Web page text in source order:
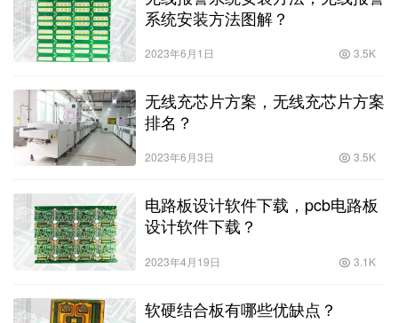
系统安装方法图解？
2023年6月1日 3.5K
无线充芯片方案，无线充芯片方案
排名？
2023年6月3日 3.5K
电路板设计软件下载，pcb电路板
设计软件下载？
2023年4月19日 3.1K
软硬结合板有哪些优缺点？